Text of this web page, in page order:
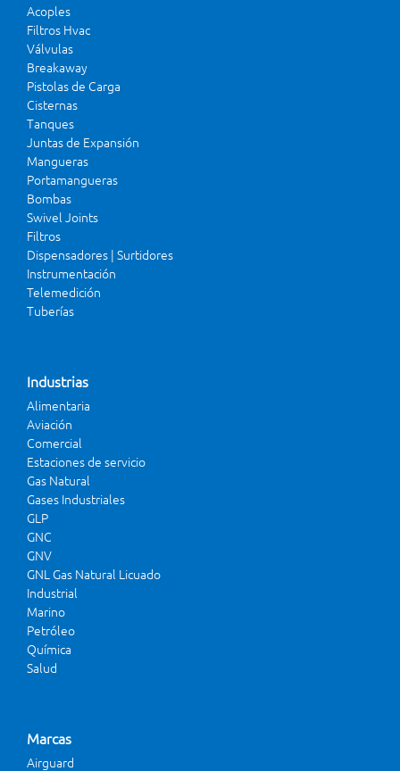
Acoples
Filtros Hvac
Válvulas
Breakaway
Pistolas de Carga
Cisternas
Tanques
Juntas de Expansión
Mangueras
Portamangueras
Bombas
Swivel Joints
Filtros
Dispensadores | Surtidores
Instrumentación
Telemedición
Tuberías
Industrias
Alimentaria
Aviación
Comercial
Estaciones de servicio
Gas Natural
Gases Industriales
GLP
GNC
GNV
GNL Gas Natural Licuado
Industrial
Marino
Petróleo
Química
Salud
Marcas
Airguard